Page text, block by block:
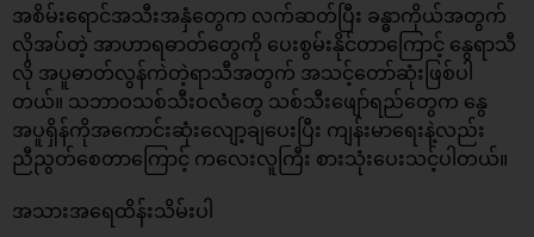
အစိမ်းရောင်အသီးအနှံတွေက လက်ဆတ်ပြီး ခန္ဓာကိုယ်အတွက်
လိုအပ်တဲ့ အာဟာရဓာတ်တွေကို ပေးစွမ်းနိုင်တာကြောင့် နွေရာသီ
လို အပူဓာတ်လွန်ကဲတဲ့ရာသီအတွက် အသင့်တော်ဆုံးဖြစ်ပါ
တယ်။ သဘာဝသစ်သီးဝလံတွေ သစ်သီးဖျော်ရည်တွေက နွေ
အပူရှိန်ကိုအကောင်းဆုံးလျော့ချပေးပြီး ကျန်းမာရေးနဲ့လည်း
ညီညွတ်စေတာကြောင့် ကလေးလူကြီး စားသုံးပေးသင့်ပါတယ်။
အသားအရေထိန်းသိမ်းပါ